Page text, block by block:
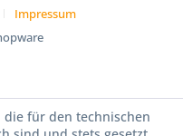
Impressum
die für den technischen